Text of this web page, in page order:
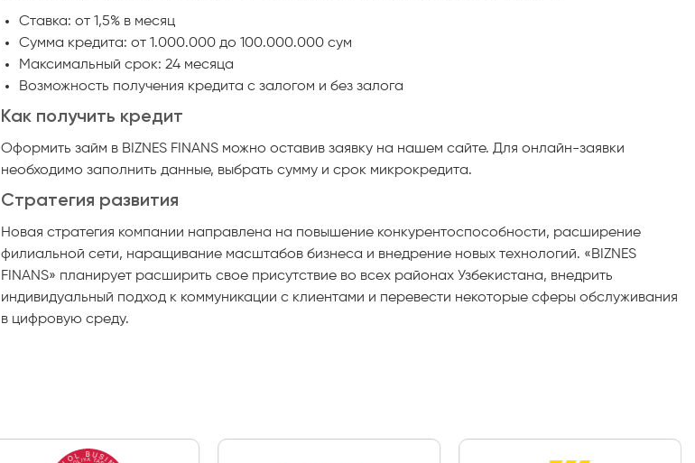
Ставка: от 1,5% в месяц
Сумма кредита: от 1.000.000 до 100.000.000 сум
Максимальный срок: 24 месяца
Возможность получения кредита с залогом и без залога
Как получить кредит
Оформить займ в BIZNES FINANS можно оставив заявку на нашем сайте. Для онлайн-заявки
необходимо заполнить данные, выбрать сумму и срок микрокредита.
Стратегия развития
Новая стратегия компании направлена на повышение конкурентоспособности, расширение
филиальной сети, наращивание масштабов бизнеса и внедрение новых технологий. «BIZNES
FINANS» планирует расширить свое присутствие во всех районах Узбекистана, внедрить
индивидуальный подход к коммуникации с клиентами и перевести некоторые сферы обслуживания
в цифровую среду.